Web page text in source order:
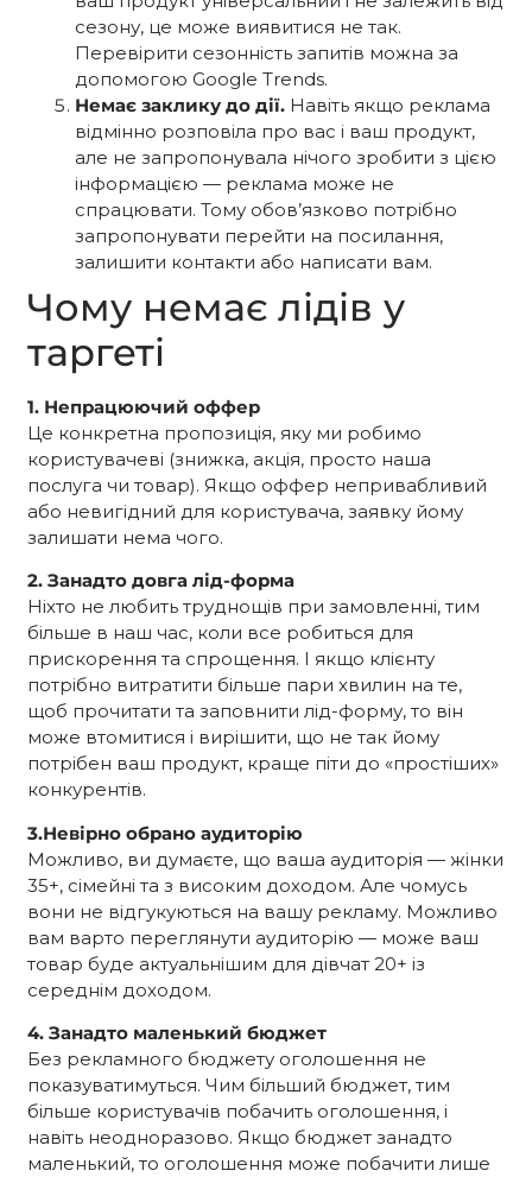
сезону, це може виявитися не так.
Перевірити сезонність запитів можна за
допомогою Google Trends.
Немає заклику до дії. Навіть якщо реклама
відмінно розповіла про вас і ваш продукт,
але не запропонувала нічого зробити з цією
інформацією — реклама може не
спрацювати. Тому обов’язково потрібно
запропонувати перейти на посилання,
залишити контакти або написати вам.
Чому немає лідів у
таргеті
1. Непрацюючий оффер
Це конкретна пропозиція, яку ми робимо
користувачеві (знижка, акція, просто наша
послуга чи товар). Якщо оффер непривабливий
або невигідний для користувача, заявку йому
залишати нема чого.
2. Занадто довга лід-форма
Ніхто не любить труднощів при замовленні, тим
більше в наш час, коли все робиться для
прискорення та спрощення. І якщо клієнту
потрібно витратити більше пари хвилин на те,
щоб прочитати та заповнити лід-форму, то він
може втомитися і вирішити, що не так йому
потрібен ваш продукт, краще піти до «простіших»
конкурентів.
3.Невірно обрано аудиторію
Можливо, ви думаєте, що ваша аудиторія — жінки
35+, сімейні та з високим доходом. Але чомусь
вони не відгукуються на вашу рекламу. Можливо
вам варто переглянути аудиторію — може ваш
товар буде актуальнішим для дівчат 20+ із
середнім доходом.
4. Занадто маленький бюджет
Без рекламного бюджету оголошення не
показуватимуться. Чим більший бюджет, тим
більше користувачів побачить оголошення, і
навіть неодноразово. Якщо бюджет занадто
маленький, то оголошення може побачити лише